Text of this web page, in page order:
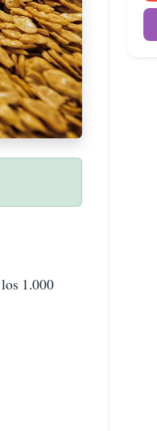
1.000